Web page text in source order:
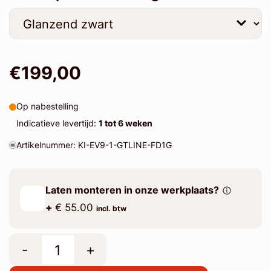
€199,00
Op nabestelling
Indicatieve levertijd: 1 tot 6 weken
Artikelnummer: KI-EV9-1-GTLINE-FD1G
Laten monteren in onze werkplaats?
+ € 55.00 incl. btw
- +